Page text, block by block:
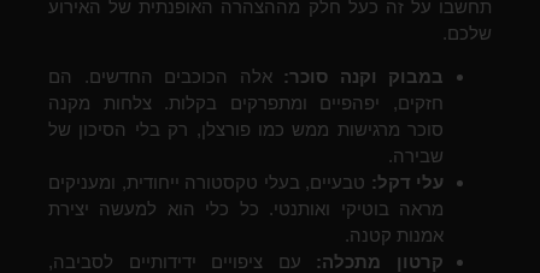
תחשבו על זה כעל חלק מההצהרה האופנתית של האירוע
שלכם.
במבוק וקנה סוכר: אלה הכוכבים החדשים. הם
חזקים, יפהפיים ומתפרקים בקלות. צלחות מקנה
סוכר מרגישות ממש כמו פורצלן, רק בלי הסיכון של
שבירה.
עלי דקל: טבעיים, בעלי טקסטורה ייחודית, ומעניקים
מראה בוטיקי ואותנטי. כל כלי הוא למעשה יצירת
אמנות קטנה.
קרטון מתכלה: עם ציפויים ידידותיים לסביבה,